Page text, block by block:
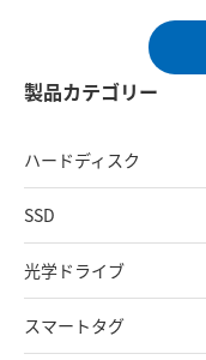
製品カテゴリー
ハードディスク
SSD
光学ドライブ
スマートタグ